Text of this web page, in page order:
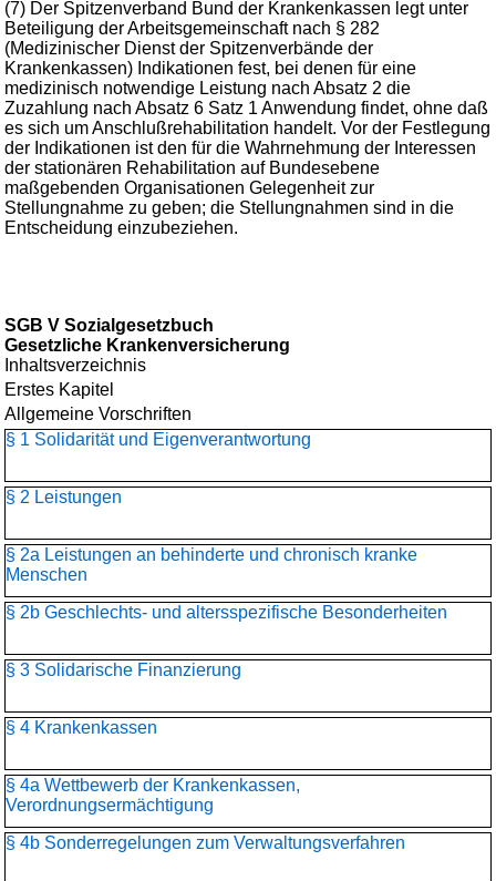
(7) Der Spitzenverband Bund der Krankenkassen legt unter
Beteiligung der Arbeitsgemeinschaft nach § 282
(Medizinischer Dienst der Spitzenverbände der
Krankenkassen) Indikationen fest, bei denen für eine
medizinisch notwendige Leistung nach Absatz 2 die
Zuzahlung nach Absatz 6 Satz 1 Anwendung findet, ohne daß
es sich um Anschlußrehabilitation handelt. Vor der Festlegung
der Indikationen ist den für die Wahrnehmung der Interessen
der stationären Rehabilitation auf Bundesebene
maßgebenden Organisationen Gelegenheit zur
Stellungnahme zu geben; die Stellungnahmen sind in die
Entscheidung einzubeziehen.
SGB V Sozialgesetzbuch
Gesetzliche Krankenversicherung
Inhaltsverzeichnis
Erstes Kapitel
Allgemeine Vorschriften
§ 1 Solidarität und Eigenverantwortung
§ 2 Leistungen
§ 2a Leistungen an behinderte und chronisch kranke
Menschen
§ 2b Geschlechts- und altersspezifische Besonderheiten
§ 3 Solidarische Finanzierung
§ 4 Krankenkassen
§ 4a Wettbewerb der Krankenkassen,
Verordnungsermächtigung
§ 4b Sonderregelungen zum Verwaltungsverfahren